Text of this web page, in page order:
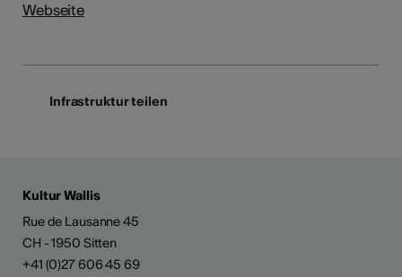
Webseite
Infrastruktur teilen
Kultur Wallis
Rue de Lausanne 45
CH - 1950 Sitten
+41 (0)27 606 45 69